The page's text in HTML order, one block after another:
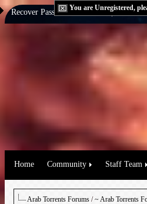
You are Unregistered,
Recover Password:via Email|via
Home Community Staff Team
Arab Torrents Forums /~ Arab Torrents